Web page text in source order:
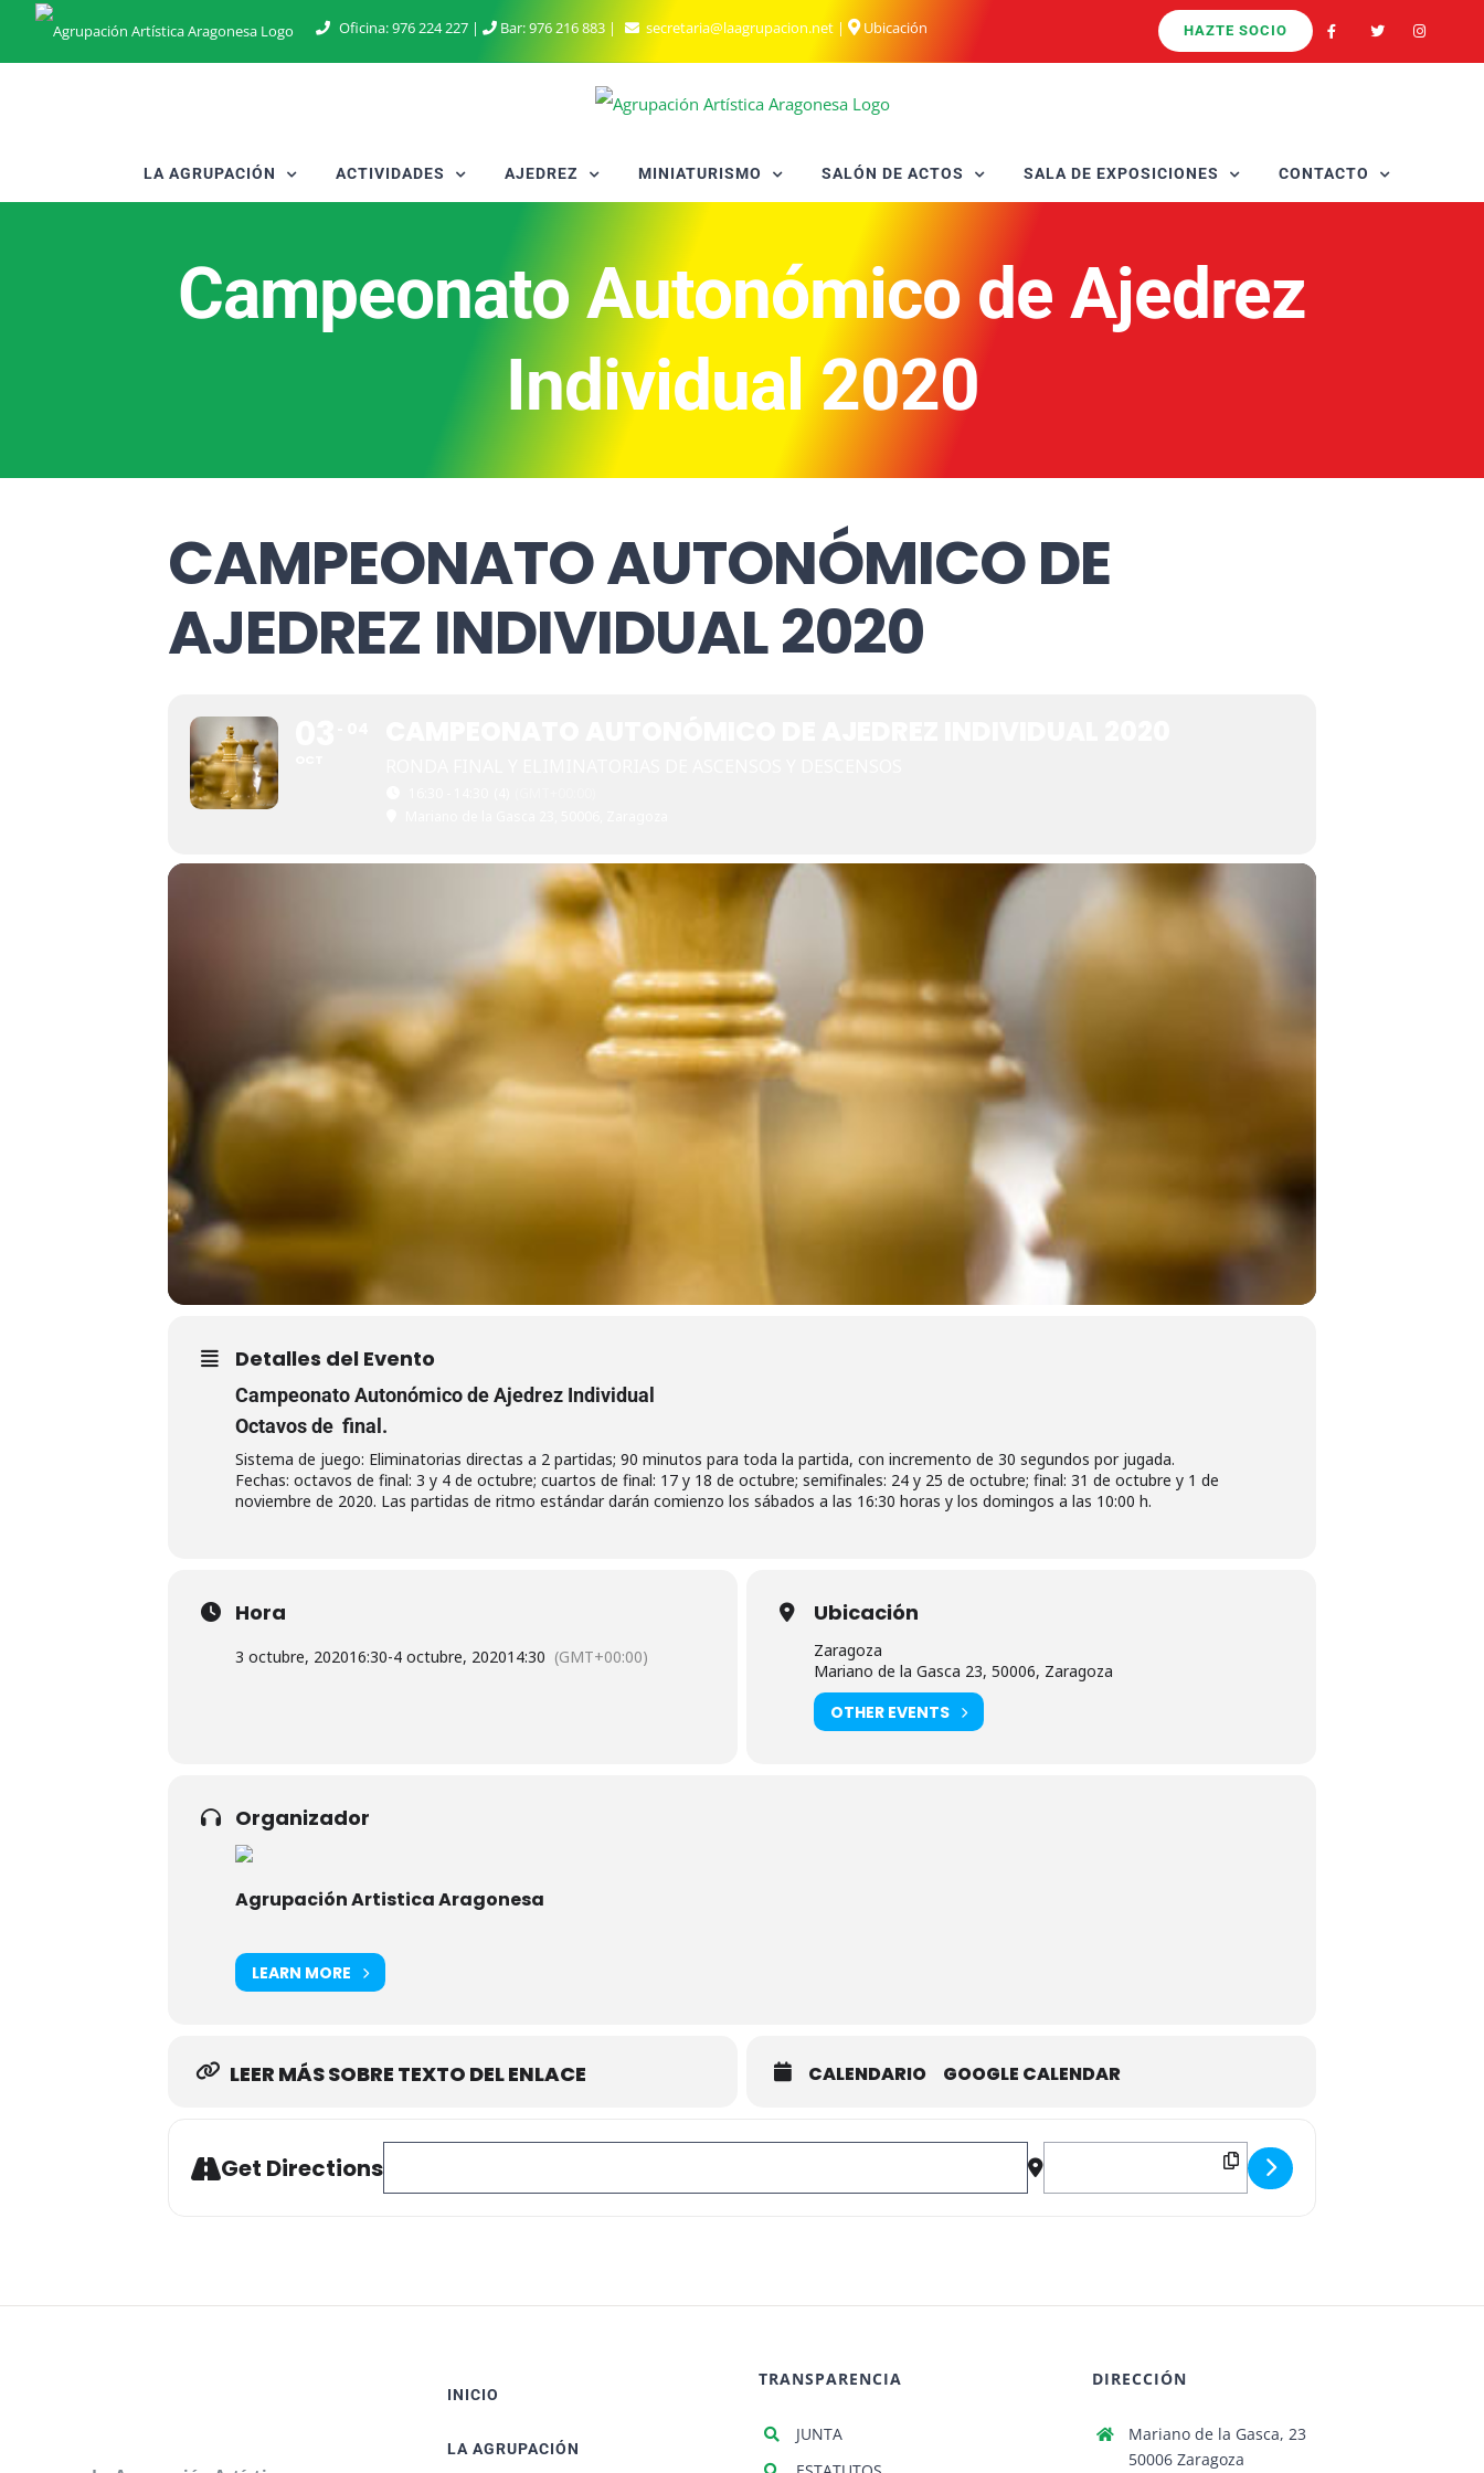
Saltar
Oficina:976 224 227 | Bar:976 216 883 | secretaria@laagrupacion.net| Ubicación HAZTE SOCIO
LA AGRUPACIÓN ACTIVIDADES AJEDREZ MINIATURISMO SALÓN DE ACTOS SALA DE EXPOSICIONES CONTACTO
Campeonato Autonómico de Ajedrez
Individual 2020
CAMPEONATO AUTONÓMICO DE
AJEDREZ INDIVIDUAL 2020
Detalles del Evento
Campeonato Autonómico de Ajedrez Individual
Octavos de final.
Sistema de juego: Eliminatorias directas a 2 partidas; 90 minutos para toda la partida, con incremento de 30 segundos por jugada.
Fechas: octavos de final: 3 y 4 de octubre; cuartos de final: 17 y 18 de octubre; semifinales: 24 y 25 de octubre; final: 31 de octubre y 1 de
noviembre de 2020. Las partidas de ritmo estándar darán comienzo los sábados a las 16:30 horas y los domingos a las 10:00 h.
Hora
3 octubre, 202016:30-4 octubre, 202014:30 (GMT+00:00)
Ubicación
Zaragoza
Mariano de la Gasca 23, 50006, Zaragoza
OTHER EVENTS
Organizador
Agrupación Artistica Aragonesa
LEARN MORE
LEER MÁS SOBRE TEXTO DEL ENLACE CALENDARIO GOOGLE CALENDAR
Get Directions Destination Address - Campeonato Autonómico de Ajedrez
INICIO
LA AGRUPACIÓN
TRANSPARENCIA
JUNTA
DIRECCIÓN
Mariano de la Gasca, 23
50006 Zaragoza